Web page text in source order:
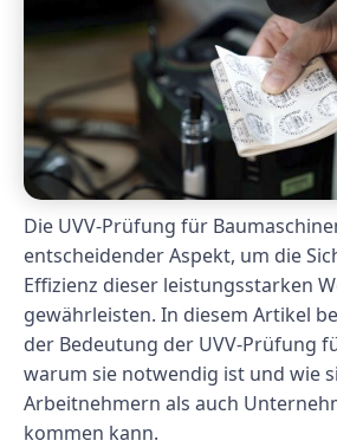
Die UVV-Prüfung für
entscheidender Aspekt, um die
Effizienz dieser leistungsstarken
gewährleisten. In diesem Artikel
der Bedeutung der UVV-Prüfung
warum sie notwendig ist und wie
Arbeitnehmern als auch
kommen kann.